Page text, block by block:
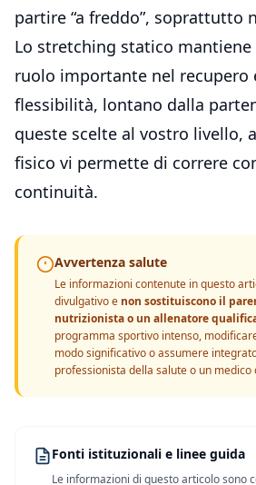
partire “a freddo”, soprattutto
Lo stretching statico
ruolo importante nel recupero
flessibilità, lontano dalla
queste scelte al vostro livello,
fisico vi permette di correre
continuità.
Avvertenza salute
Le informazioni contenute in questo
divulgativo e non sostituiscono il
nutrizionista o un allenatore
programma sportivo intenso,
modo significativo o assumere
professionista della salute o un medico
Fonti istituzionali e linee guida
Le informazioni di questo articolo sono